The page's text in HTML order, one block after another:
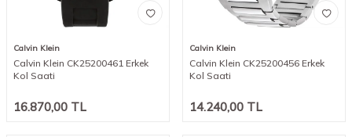
Calvin Klein
Calvin Klein CK25200461 Erkek
Kol Saati
16.870,00 TL
Calvin Klein
Calvin Klein CK25200456 Erkek
Kol Saati
14.240,00 TL